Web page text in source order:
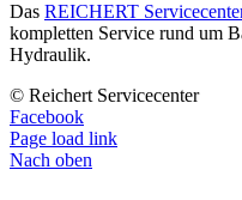
Das REICHERT
kompletten Service rund um
Hydraulik.
© Reichert Servicecenter
Facebook
Page load link
Nach oben